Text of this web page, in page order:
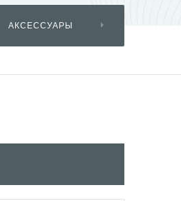
АКСЕССУАРЫ